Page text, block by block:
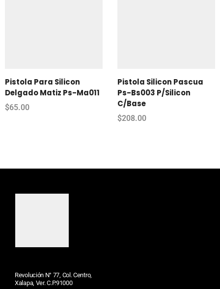
Pistola Para Silicon
Delgado Matiz Ps-Ma011
$65.00
Pistola Silicon Pascua
Ps-Bs003 P/Silicon
C/Base
$208.00
Revolución N° 77, Col. Centro,
Xalapa, Ver. C.P.91000